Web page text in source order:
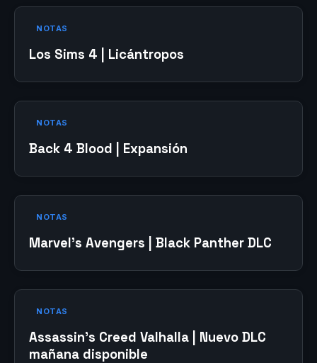
NOTAS
Los Sims 4 | Licántropos
NOTAS
Back 4 Blood | Expansión
NOTAS
Marvel’s Avengers | Black Panther DLC
NOTAS
Assassin’s Creed Valhalla | Nuevo DLC
mañana disponible